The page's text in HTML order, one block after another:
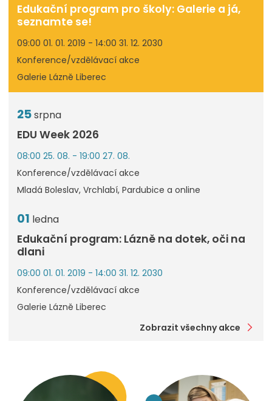
Edukační program pro školy: Galerie a já,
seznamte se!
09:00 01. 01. 2019 - 14:00 31. 12. 2030
Konference/vzdělávací akce
Galerie Lázně Liberec
25srpna
EDU Week 2026
08:00 25. 08. - 19:00 27. 08.
Konference/vzdělávací akce
Mladá Boleslav, Vrchlabí, Pardubice a online
01 ledna
Edukační program: Lázně na dotek, oči na
dlani
09:00 01. 01. 2019 - 14:00 31. 12. 2030
Konference/vzdělávací akce
Galerie Lázně Liberec
Zobrazit všechny akce